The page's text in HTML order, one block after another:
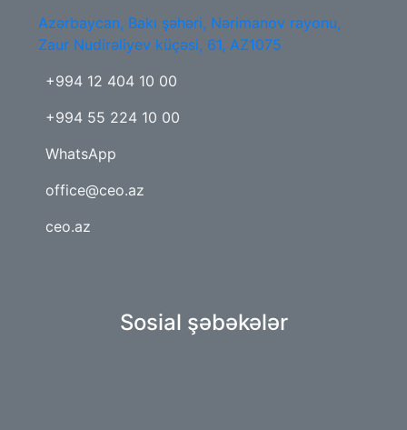
Azərbaycan, Bakı şəhəri, Nərimanov rayonu,
Zaur Nudirəliyev küçəsi, 61, AZ1075
+994 12 404 10 00
+994 55 224 10 00
WhatsApp
office@ceo.az
ceo.az
Sosial şəbəkələr